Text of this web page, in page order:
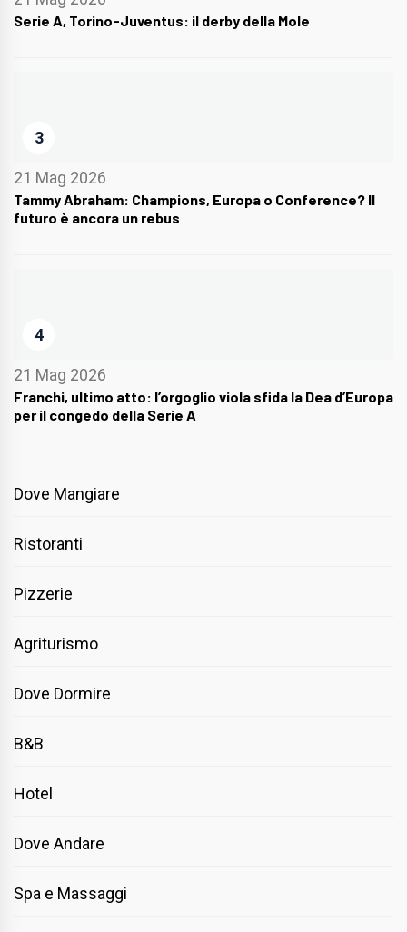
Serie A, Torino-Juventus: il derby della Mole
3
21 Mag 2026
Tammy Abraham: Champions, Europa o Conference? Il
futuro è ancora un rebus
4
21 Mag 2026
Franchi, ultimo atto: l’orgoglio viola sfida la Dea d’Europa
per il congedo della Serie A
Dove Mangiare
Ristoranti
Pizzerie
Agriturismo
Dove Dormire
B&B
Hotel
Dove Andare
Spa e Massaggi